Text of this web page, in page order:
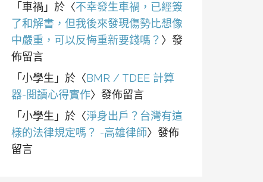
「 車禍 」於〈不幸發生車禍，已經簽
了和解書，但我後來發現傷勢比想像
中嚴重，可以反悔重新要錢嗎？ 〉發
佈留言
「 小學生 」於〈BMR / TDEE 計算
器-閱讀心得實作〉發佈留言
「 小學生 」於〈淨身出戶？台灣有這
樣的法律規定嗎？ -高雄律師〉發佈
留言